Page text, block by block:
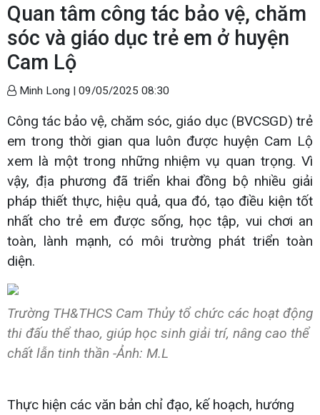
Quan tâm công tác bảo vệ, chăm
sóc và giáo dục trẻ em ở huyện
Cam Lộ
Minh Long | 09/05/2025 08:30
Công tác bảo vệ, chăm sóc, giáo dục (BVCSGD) trẻ
em trong thời gian qua luôn được huyện Cam Lộ
xem là một trong những nhiệm vụ quan trọng. Vì
vậy, địa phương đã triển khai đồng bộ nhiều giải
pháp thiết thực, hiệu quả, qua đó, tạo điều kiện tốt
nhất cho trẻ em được sống, học tập, vui chơi an
toàn, lành mạnh, có môi trường phát triển toàn
diện.
Trường TH&THCS Cam Thủy tổ chức các hoạt động
thi đấu thể thao, giúp học sinh giải trí, nâng cao thể
chất lẫn tinh thần -Ảnh: M.L
Thực hiện các văn bản chỉ đạo, kế hoạch, hướng